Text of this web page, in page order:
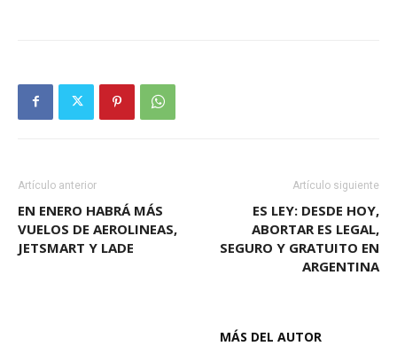
Artículo anterior
EN ENERO HABRÁ MÁS
VUELOS DE AEROLINEAS,
JETSMART Y LADE
Artículo siguiente
ES LEY: DESDE HOY,
ABORTAR ES LEGAL,
SEGURO Y GRATUITO EN
ARGENTINA
MÁS DEL AUTOR